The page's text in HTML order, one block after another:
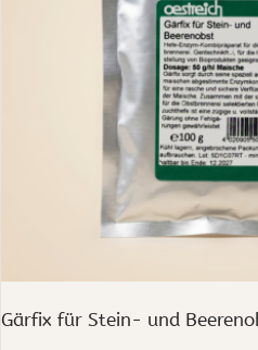
Gärfix für Stein- und